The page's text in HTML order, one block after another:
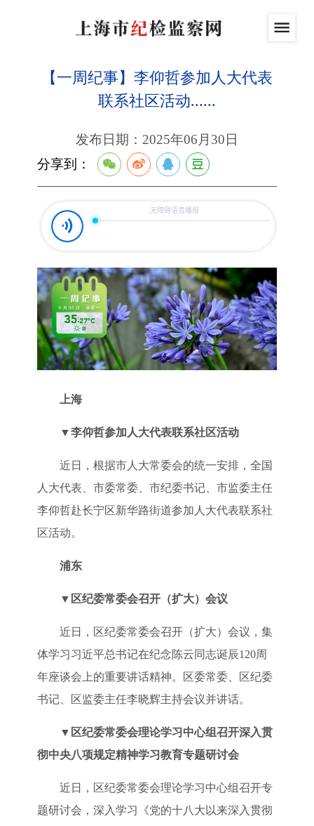
【一周纪事】李仰哲参加人大代表
联系社区活动......
发布日期：2025年06月30日
分享到：
上海
▼李仰哲参加人大代表联系社区活动
近日，根据市人大常委会的统一安排，全国
人大代表、市委常委、市纪委书记、市监委主任
李仰哲赴长宁区新华路街道参加人大代表联系社
区活动。
浦东
▼ 区纪委常委会召开（扩大）会议
近日，区纪委常委会召开（扩大）会议，集
体学习习近平总书记在纪念陈云同志诞辰120周
年座谈会上的重要讲话精神。区委常委、区纪委
书记、区监委主任李晓辉主持会议并讲话。
▼ 区纪委常委会理论学习中心组召开深入贯
彻中央八项规定精神学习教育专题研讨会
近日，区纪委常委会理论学习中心组召开专
题研讨会，深入学习《党的十八大以来深入贯彻